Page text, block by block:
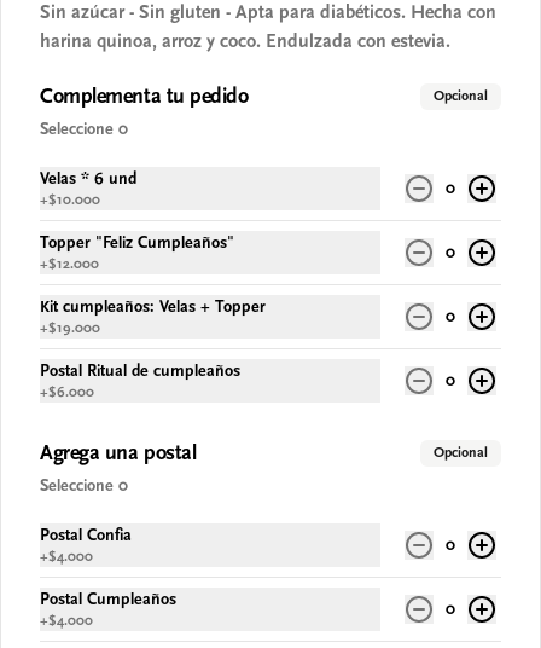
Matcha Limón Pistachos Casero
5-6 Porc. Cheesecake vegano con crema de
almendras y pistachos crocantes. Sin gluten
- Sin azucar - Vegano.
Conócenos
Términos y condiciones
Redes sociales
Sin azúcar - Sin gluten - Apta para diabéticos. Hecha con
harina quinoa, arroz y coco. Endulzada con estevia.
Complementa tu pedido Opcional
Seleccione 0
Velas * 6 und
+$10.000
0
Topper "Feliz Cumpleaños"
+$12.000
0
Kit cumpleaños: Velas + Topper
+$19.000
0
Postal Ritual de cumpleaños
+$6.000
0
Agrega una postal Opcional
Seleccione 0
Postal Confia
+$4.000
0
Postal Cumpleaños
+$4.000
0